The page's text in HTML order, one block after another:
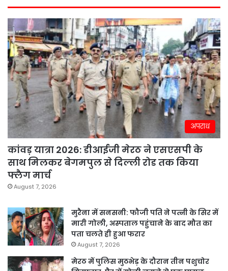
अपराध
कांवड़ यात्रा 2026: डीआईजी मेरठ ने एसएसपी के
साथ मिलकर बेगमपुल से दिल्ली रोड तक किया
फ्लैग मार्च
August 7, 2026
मुरैना में सनसनी: फौजी पति ने पत्नी के सिर में
मारी गोली, अस्पताल पहुंचाने के बाद मौत का
पता चलते ही हुआ फरार
August 7, 2026
मेरठ में पुलिस मुठभेड़ के दौरान तीन पशुचोर